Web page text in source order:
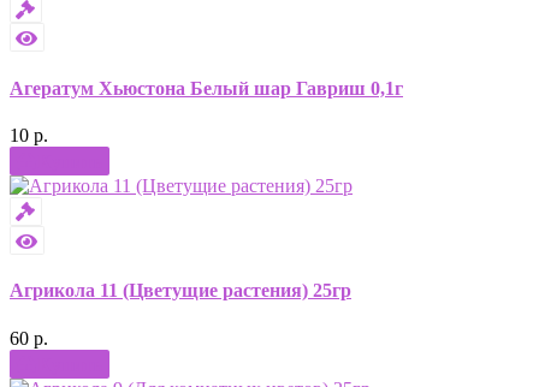
Агератум Хьюстона Белый шар Гавриш 0,1г
10 р.
Агрикола 11 (Цветущие растения) 25гр
60 р.